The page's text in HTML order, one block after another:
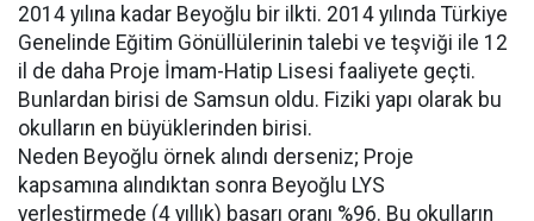
2014 yılına kadar Beyoğlu bir ilkti. 2014 yılında Türkiye
Genelinde Eğitim Gönüllülerinin talebi ve teşviği ile 12
il de daha Proje İmam-Hatip Lisesi faaliyete geçti.
Bunlardan birisi de Samsun oldu. Fiziki yapı olarak bu
okulların en büyüklerinden birisi.
Neden Beyoğlu örnek alındı derseniz; Proje
kapsamına alındıktan sonra Beyoğlu LYS
yerleştirmede (4 yıllık) başarı oranı %96. Bu okulların